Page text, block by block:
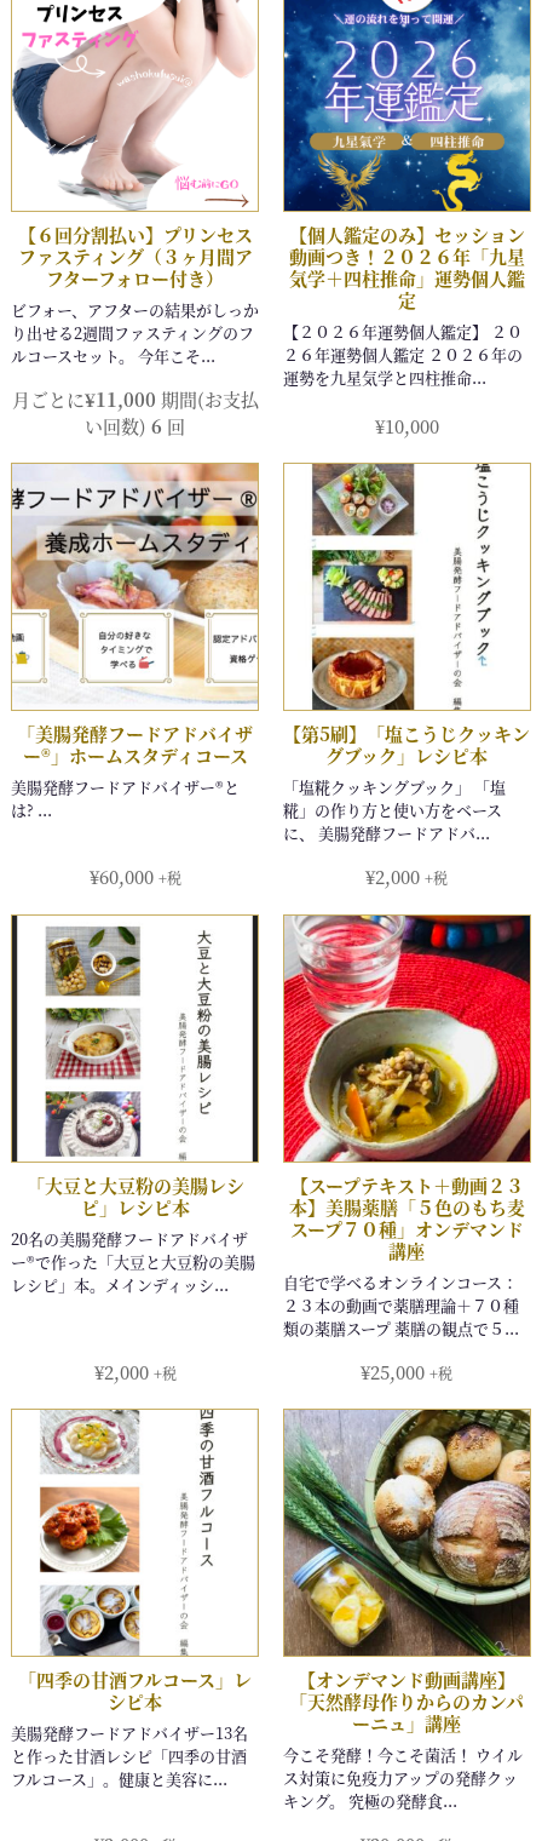
月ごとに¥11,000 期間(お支払
い回数)6 回 ¥10,000
¥60,000 +税 ¥2,000 +税
¥2,000 +税 ¥25,000 +税